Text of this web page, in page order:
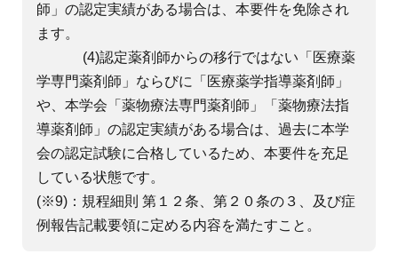
師」の認定実績がある場合は、本要件を免除され
ます。
(4)認定薬剤師からの移行ではない「医療薬
学専門薬剤師」ならびに「医療薬学指導薬剤師」
や、本学会「薬物療法専門薬剤師」「薬物療法指
導薬剤師」の認定実績がある場合は、過去に本学
会の認定試験に合格しているため、本要件を充足
している状態です。
(※9)：規程細則 第１２条、第２０条の３、及び症
例報告記載要領に定める内容を満たすこと。